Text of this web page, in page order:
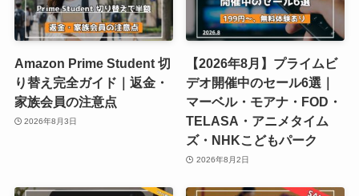
Amazon Prime Student 切
り替え完全ガイド｜返金・
家族会員の注意点
2026年8月3日
【2026年8月】プライムビ
デオ開催中のセール6選｜
マーベル・モアナ・FOD・
TELASA・アニメタイム
ズ・NHKこどもパーク
2026年8月2日